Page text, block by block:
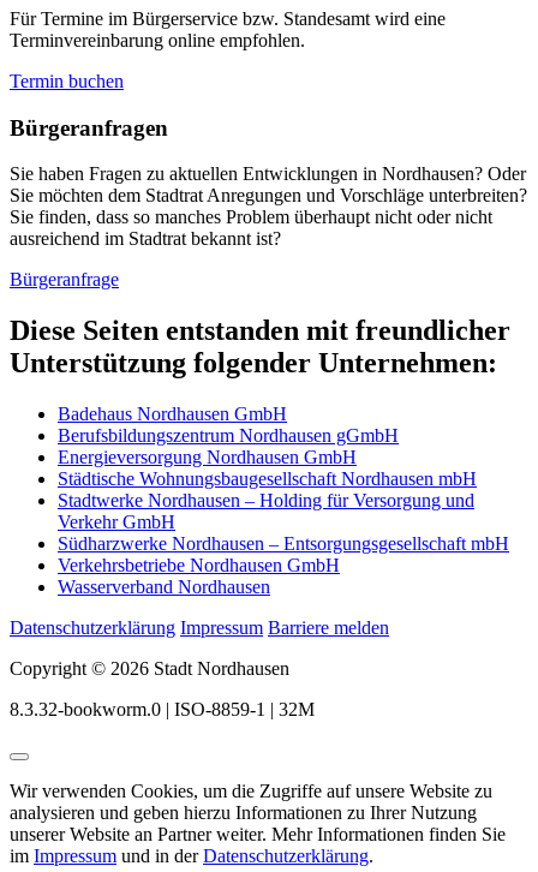
Für Termine im Bürgerservice bzw. Standesamt wird eine
Terminvereinbarung online empfohlen.
Termin buchen
Bürger­anfragen
Sie haben Fragen zu aktuellen Entwicklungen in Nordhausen? Oder
Sie möchten dem Stadtrat Anregungen und Vorschläge unterbreiten?
Sie finden, dass so manches Problem überhaupt nicht oder nicht
ausreichend im Stadtrat bekannt ist?
Bürgeranfrage
Diese Seiten entstanden mit freundlicher
Unterstützung folgender Unternehmen:
Badehaus Nordhausen GmbH
Berufsbildungszentrum Nordhausen gGmbH
Energieversorgung Nordhausen GmbH
Städtische Wohnungsbaugesellschaft Nordhausen mbH
Stadtwerke Nordhausen – Holding für Versorgung und
Verkehr GmbH
Südharzwerke Nordhausen – Entsorgungsgesellschaft mbH
Verkehrsbetriebe Nordhausen GmbH
Wasserverband Nordhausen
Datenschutzerklärung Impressum Barriere melden
Copyright © 2026 Stadt Nordhausen
8.3.32-bookworm.0 | ISO-8859-1 | 32M
Wir verwenden Cookies, um die Zugriffe auf unsere Website zu
analysieren und geben hierzu Informationen zu Ihrer Nutzung
unserer Website an Partner weiter. Mehr Informationen finden Sie
im Impressum und in derDatenschutzerklärung.